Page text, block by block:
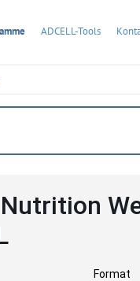
ADCELL-Tools
Format